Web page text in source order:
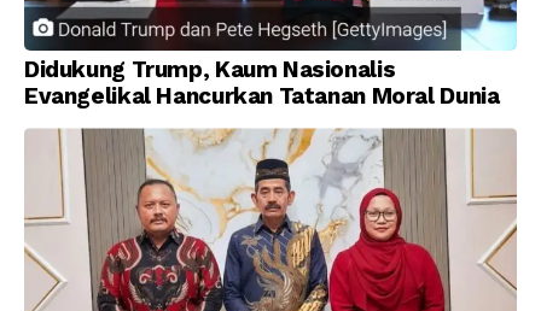
Didukung Trump, Kaum Nasionalis
Evangelikal Hancurkan Tatanan Moral Dunia